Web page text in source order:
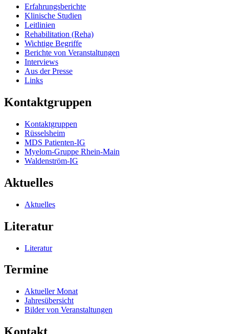
Erfahrungsberichte
Klinische Studien
Leitlinien
Rehabilitation (Reha)
Wichtige Begriffe
Berichte von Veranstaltungen
Interviews
Aus der Presse
Links
Kontaktgruppen
Kontaktgruppen
Rüsselsheim
MDS Patienten-IG
Myelom-Gruppe Rhein-Main
Waldenström-IG
Aktuelles
Aktuelles
Literatur
Literatur
Termine
Aktueller Monat
Jahresübersicht
Bilder von Veranstaltungen